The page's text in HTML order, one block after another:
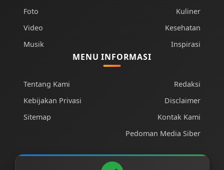
Foto
Video
Musik
Kuliner
Kesehatan
Inspirasi
MENU INFORMASI
Tentang Kami
Kebijakan Privasi
Sitemap
Redaksi
Disclaimer
Kontak Kami
Pedoman Media Siber